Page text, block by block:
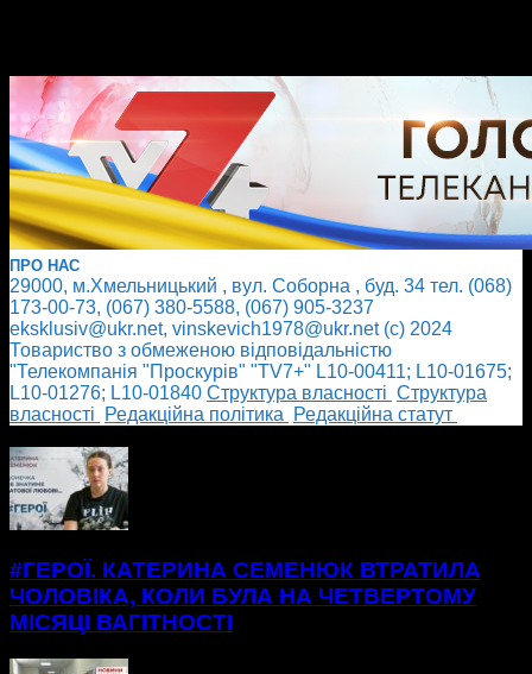
ПРО НАС
29000, м.Хмельницький , вул. Соборна , буд. 34 тел. (068)
173-00-73, (067) 380-5588, (067) 905-3237
eksklusiv@ukr.net, vinskevich1978@ukr.net (с) 2024
Товариство з обмеженою відповідальністю
"Телекомпанія "Проскурів" "TV7+" L10-00411; L10-01675;
L10-01276; L10-01840 Cтруктура власності Cтруктура
власності
Редакційна політика
Редакційна статут
#ГЕРОЇ. КАТЕРИНА СЕМЕНЮК ВТРАТИЛА
ЧОЛОВІКА, КОЛИ БУЛА НА ЧЕТВЕРТОМУ
МІСЯЦІ ВАГІТНОСТІ